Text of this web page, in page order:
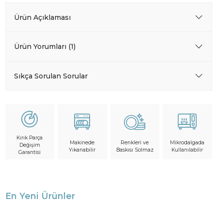
Ürün Açıklaması
Ürün Yorumları (1)
Sıkça Sorulan Sorular
Kırık Parça
Değişim
Garantisi
Makinede
Yıkanabilir
Renkleri ve
Baskısı Solmaz
Mikrodalgada
Kullanılabilir
En Yeni Ürünler